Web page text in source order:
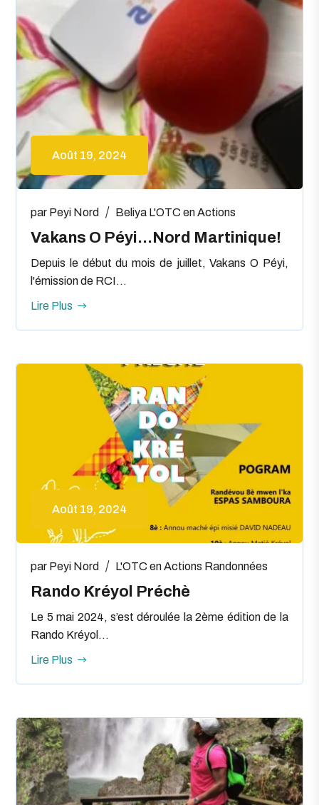
Août 19, 2024
Vakans O Péyi…Nord Martinique!
par Peyi Nord Beliya L'OTC en Actions
Depuis le début du mois de juillet, Vakans O Péyi,
l'émission de RCI...
Lire Plus
Août 19, 2024
Rando Kréyol Préchè
par Peyi Nord L'OTC en Actions Randonnées
Le 5 mai 2024, s’est déroulée la 2ème édition de la
Rando Kréyol...
Lire Plus